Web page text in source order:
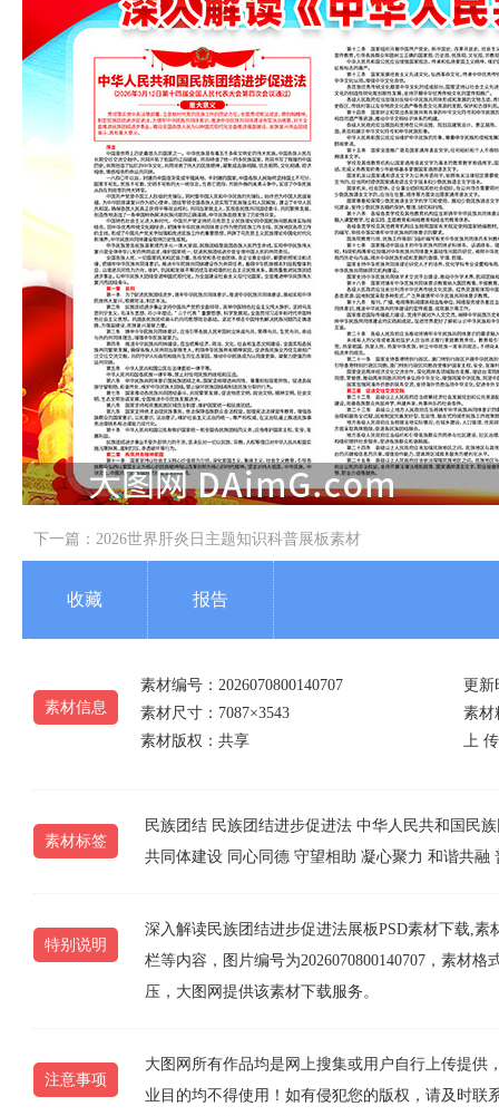
下一篇： 2026世界肝炎日主题知识科普展板素材
收藏 报告
素材信息
素材编号：2026070800140707
更新
素材尺寸：7087×3543
素材
素材版权：共享
上
素材标签
民族团结 民族团结进步促进法 中华人民共和国民
共同体建设 同心同德 守望相助 凝心聚力 和谐共融
特别说明
深入解读民族团结进步促进法展板PSD素材下载,
栏等内容，图片编号为2026070800140707，素材
压，大图网提供该素材下载服务。
注意事项
大图网所有作品均是网上搜集或用户自行上传提
业目的均不得使用！如有侵犯您的版权，请及时联